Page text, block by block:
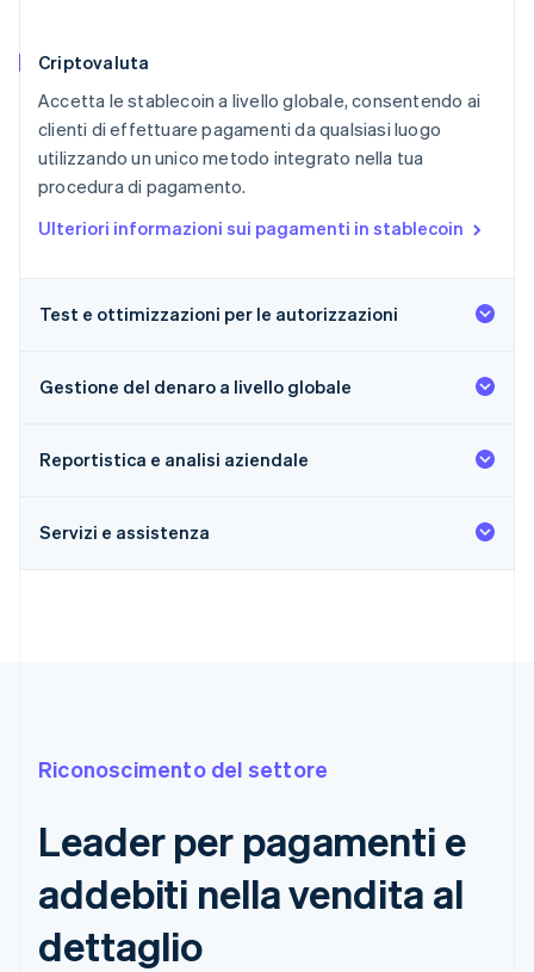
Criptovaluta
Accetta le stablecoin a livello globale, consentendo ai
clienti di effettuare pagamenti da qualsiasi luogo
utilizzando un unico metodo integrato nella tua
procedura di pagamento.
Ulteriori informazioni sui pagamenti in stablecoin
Test e ottimizzazioni per le autorizzazioni
Gestione del denaro a livello globale
Reportistica e analisi aziendale
Servizi e assistenza
Riconoscimento del settore
Leader per pagamenti e
addebiti nella vendita al
dettaglio